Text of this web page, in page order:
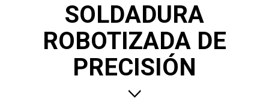
SOLDADURA
ROBOTIZADA DE
PRECISIÓN